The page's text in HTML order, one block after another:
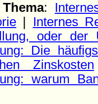
:
Internes
oder
Die
Zinskosten
warum